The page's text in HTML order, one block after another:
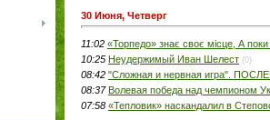
30 Июня, Четверг
11:02 «Торпедо» знає своє місце, А
10:25 Неудержимый Иван Шелест (0)
08:42 "Сложная и нервная игра".
08:37 Волевая победа над чемпионом
07:58 «Тепловик» наскандалил в